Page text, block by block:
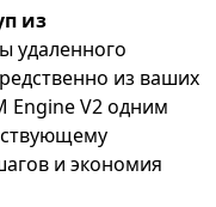
из
удаленного
из ваших
Engine V2 одним
и экономия